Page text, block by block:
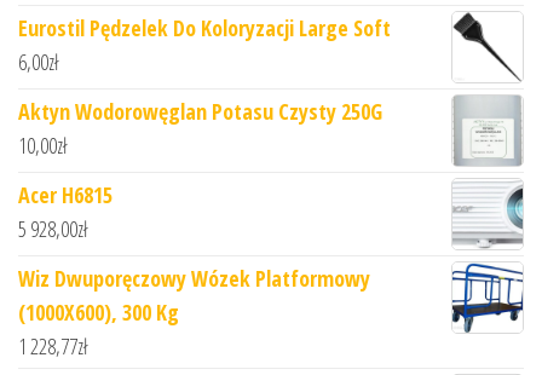
Eurostil Pędzelek Do Koloryzacji Large Soft
6,00zł
Aktyn Wodorowęglan Potasu Czysty 250G
10,00zł
Acer H6815
5 928,00zł
Wiz Dwuporęczowy Wózek Platformowy
(1000X600), 300 Kg
1 228,77zł